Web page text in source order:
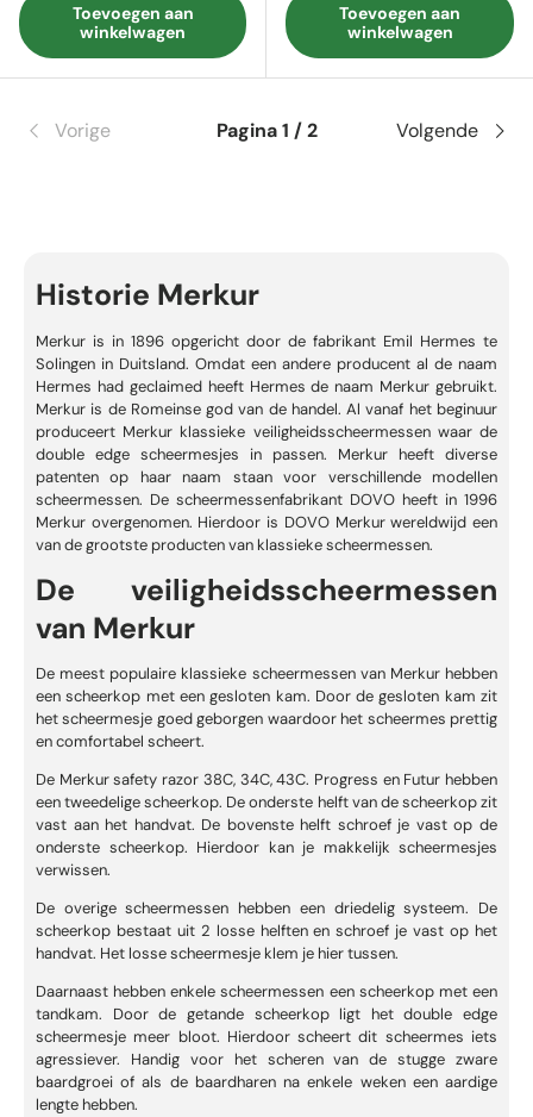
Toevoegen aan
winkelwagen
Toevoegen aan
winkelwagen
Vorige Pagina 1 / 2 Volgende
Historie Merkur
Merkur is in 1896 opgericht door de fabrikant Emil Hermes te
Solingen in Duitsland. Omdat een andere producent al de naam
Hermes had geclaimed heeft Hermes de naam Merkur gebruikt.
Merkur is de Romeinse god van de handel. Al vanaf het beginuur
produceert Merkur klassieke veiligheidsscheermessen waar de
double edge scheermesjes in passen. Merkur heeft diverse
patenten op haar naam staan voor verschillende modellen
scheermessen. De scheermessenfabrikant DOVO heeft in 1996
Merkur overgenomen. Hierdoor is DOVO Merkur wereldwijd een
van de grootste producten van klassieke scheermessen.
De veiligheidsscheermessen
van Merkur
De meest populaire klassieke scheermessen van Merkur hebben
een scheerkop met een gesloten kam. Door de gesloten kam zit
het scheermesje goed geborgen waardoor het scheermes prettig
en comfortabel scheert.
De Merkur safety razor 38C, 34C, 43C. Progress en Futur hebben
een tweedelige scheerkop. De onderste helft van de scheerkop zit
vast aan het handvat. De bovenste helft schroef je vast op de
onderste scheerkop. Hierdoor kan je makkelijk scheermesjes
verwissen.
De overige scheermessen hebben een driedelig systeem. De
scheerkop bestaat uit 2 losse helften en schroef je vast op het
handvat. Het losse scheermesje klem je hier tussen.
Daarnaast hebben enkele scheermessen een scheerkop met een
tandkam. Door de getande scheerkop ligt het double edge
scheermesje meer bloot. Hierdoor scheert dit scheermes iets
agressiever. Handig voor het scheren van de stugge zware
baardgroei of als de baardharen na enkele weken een aardige
lengte hebben.